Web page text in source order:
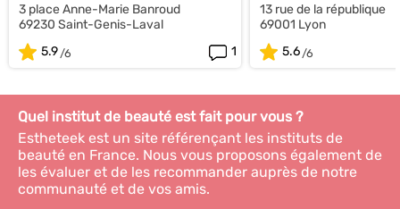
3 place Anne-Marie Banroud
69230 Saint-Genis-Laval
5.9
1
13 rue de la république
69001 Lyon
5.6
Quel institut de beauté est fait pour vous ?
Estheteek est un site référençant les instituts de
beauté en France. Nous vous proposons également de
les évaluer et de les recommander auprès de notre
communauté et de vos amis.